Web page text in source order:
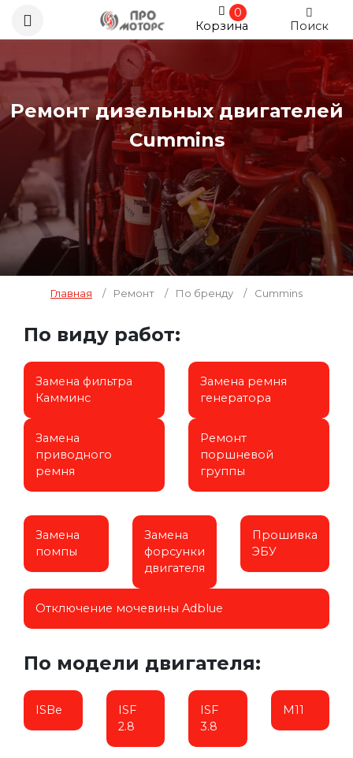
0
Корзина
Поиск
Ремонт дизельных двигателей
Cummins
Главная / Ремонт / По бренду / Cummins
По виду работ:
Замена фильтра
Камминс
Замена ремня
генератора
Замена
приводного
ремня
Ремонт
поршневой
группы
Замена
помпы
Замена
форсунки
двигателя
Прошивка
ЭБУ
Отключение мочевины Adblue
По модели двигателя:
ISBe
ISF
2.8
ISF
3.8
M11